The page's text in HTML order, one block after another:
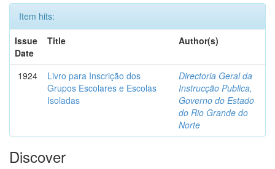
Item hits:
Issue
Date
Title Author(s)
1924
Livro para Inscrição dos
Grupos Escolares e Escolas
Isoladas
Directoria Geral da
Instrucção Publica,
Governo do Estado
do Rio Grande do
Norte
Discover